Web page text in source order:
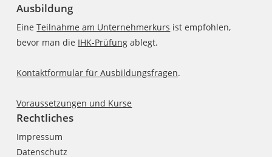
Ausbildung
EineTeilnahme am Unternehmerkurs ist empfohlen,
bevor man die IHK-Prüfung ablegt.
Kontaktformular für Ausbildungsfragen.
Voraussetzungen und Kurse
Rechtliches
Impressum
Datenschutz